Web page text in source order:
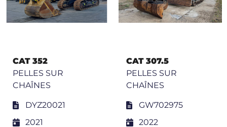
CAT 352
PELLES SUR
CHAÎNES
DYZ20021
2021
CAT 307.5
PELLES SUR
CHAÎNES
GW702975
2022